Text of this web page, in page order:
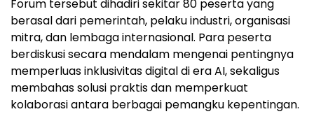
Forum tersebut dihadiri sekitar 80 peserta yang
berasal dari pemerintah, pelaku industri, organisasi
mitra, dan lembaga internasional. Para peserta
berdiskusi secara mendalam mengenai pentingnya
memperluas inklusivitas digital di era AI, sekaligus
membahas solusi praktis dan memperkuat
kolaborasi antara berbagai pemangku kepentingan.